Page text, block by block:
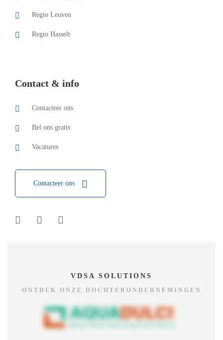
Regio Leuven
Regio Hasselt
Contact & info
Contacteer ons
Bel ons gratis
Vacatures
Contacteer ons
VDSA SOLUTIONS
ONTDEK ONZE DOCHTERONDERNEMINGEN